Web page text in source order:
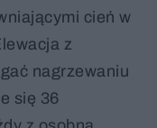
cień w
z
nagrzewaniu
się 36